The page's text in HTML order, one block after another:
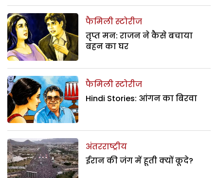
फैमिली स्टोरीज
तृप्त मन: राजन ने कैसे बचाया
बहन का घर
फैमिली स्टोरीज
Hindi Stories: आंगन का बिरवा
अंतरराष्ट्रीय
ईरान की जंग में हूती क्यों कूदे?